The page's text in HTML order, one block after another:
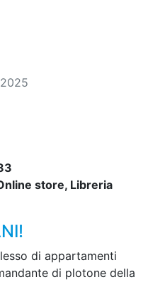
store, Libreria
di appartamenti
di plotone della